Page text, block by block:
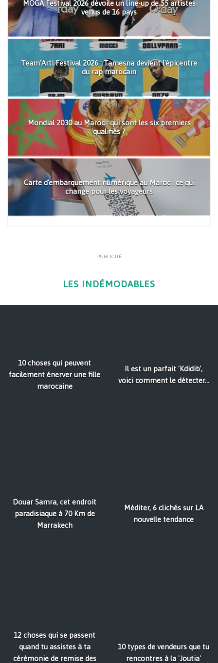
MOGA Festival 2026 dévoile un line-up de 55 artistes
venus de 16 pays
Team'Arti Festival 2026 : Tamesna devient l'épicentre
du rap marocain
Mondial 2030 au Maroc : qui sont les six premiers
qualifiés ?
Carte d'embarquement numérique au Maroc : ce qui
change pour les voyageurs
PUBLICITÉ
LES INDÉMODABLES
10 choses qui peuvent
facilement énerver une fille
marocaine
Il est un parfait 'Kdidib',
voici comment le détecter...
Douar Samra, cet endroit
paradisiaque à 70 Km de
Marrakech
Méditer, 6 clichés sur LA
nouvelle tendance
12 choses qui se passent
quand tu assistes à ta
cérémonie de remise des
10 types de vendeurs que tu
rencontres à la 'Joutia'